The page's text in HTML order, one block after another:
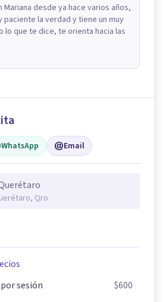
Mariana desde ya hace varios años,
paciente la verdad y tiene un muy
lo que te dice, te orienta hacia las
WhatsApp Email
Qro.
sesión
$600